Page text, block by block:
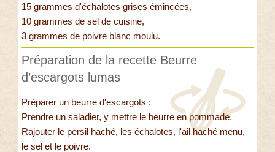
15 grammes d'échalotes grises émincées,
10 grammes de sel de cuisine,
3 grammes de poivre blanc moulu.
Préparation de la recette Beurre
d’escargots lumas
Préparer un beurre d'escargots :
Prendre un saladier, y mettre le beurre en pommade.
Rajouter le persil haché, les échalotes, l'ail haché menu,
le sel et le poivre.